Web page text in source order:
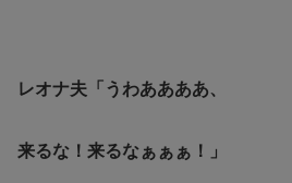
レオナ夫「うわああああ、
来るな！来るなぁぁぁ！」